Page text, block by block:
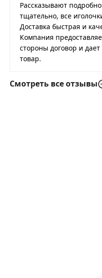
Рассказывают
тщательно, все
Доставка быстрая и
Компания
стороны договор и
товар.
Смотреть все отзывы